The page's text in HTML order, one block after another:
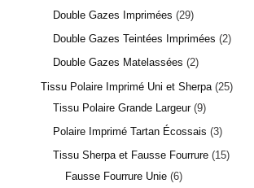
Double Gazes Imprimées
29
Double Gazes Teintées Imprimées 2
Double Gazes Matelassées 2
Tissu Polaire Imprimé Uni et Sherpa 25
Tissu Polaire Grande Largeur 9
Polaire Imprimé Tartan Écossais 3
Tissu Sherpa et Fausse Fourrure 15
Fausse Fourrure Unie 6